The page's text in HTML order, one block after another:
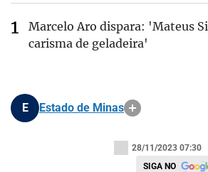
Marcelo Aro dispara: 'Mateus
carisma de geladeira'
E Estado de Minas
28/11/2023 07:30
SIGA NO